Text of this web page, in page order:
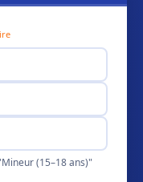
(15–18 ans)"